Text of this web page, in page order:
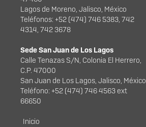
Lagos de Moreno, Jalisco, México
Teléfonos: +52 (474) 746 5383, 742
4314, 742 3678
Sede San Juan de Los Lagos
Calle Tenazas S/N, Colonia El Herrero,
C.P. 47000
San Juan de Los Lagos, Jalisco, México
Teléfono: +52 (474) 746 4563 ext
66650
Menú principal
Inicio